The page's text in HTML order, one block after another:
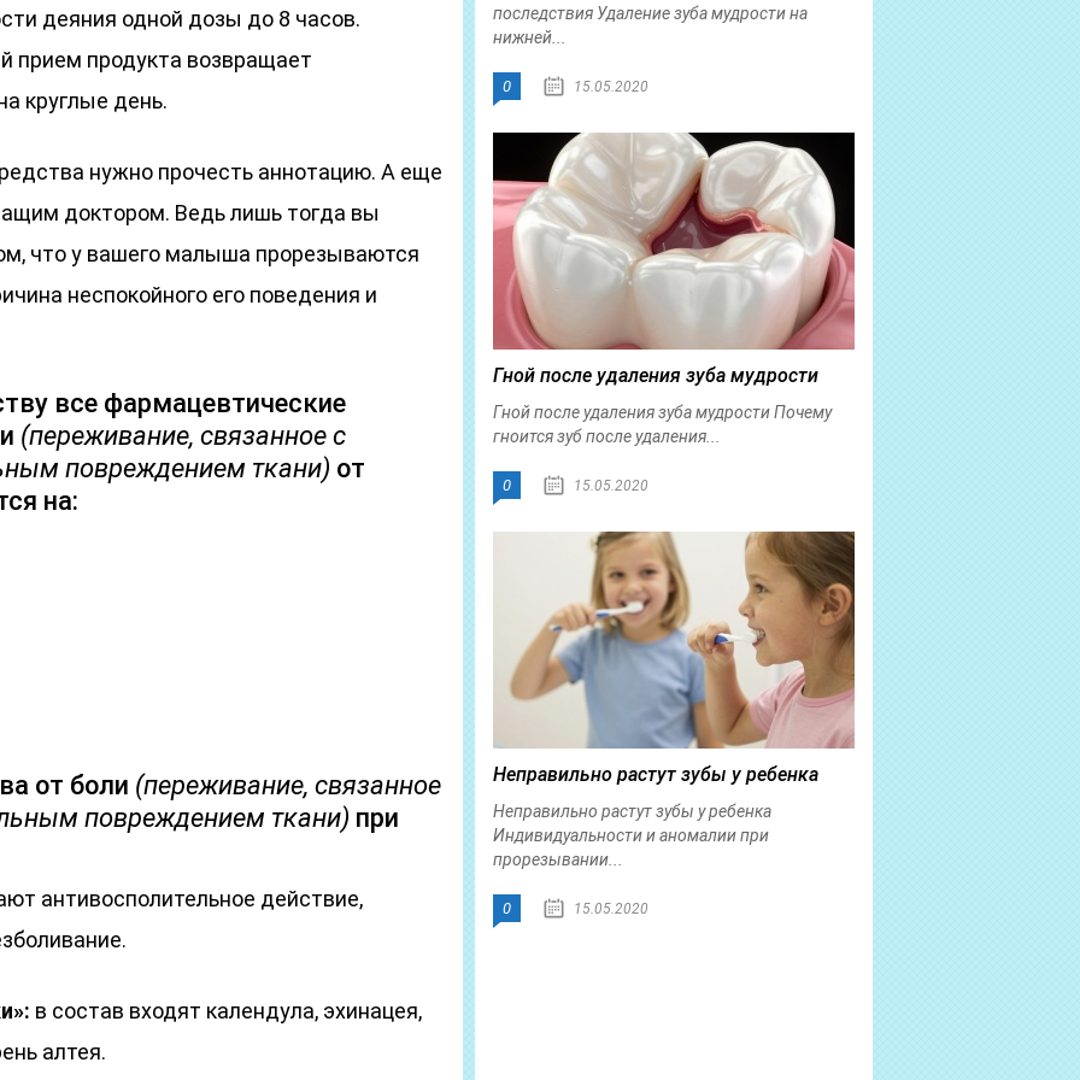
деяния одной дозы до 8 часов.
прием продукта возвращает
круглые день.
нужно прочесть аннотацию. А еще
доктором. Ведь лишь тогда вы
что у вашего малыша прорезываются
неспокойного его поведения и
все фармацевтические
(переживание, связанное с
повреждением ткани) от
на:
от боли (переживание, связанное
повреждением ткани) при
антивосполительное действие,
в состав входят календула, эхинацея,
алтея.
последствия Удаление зуба мудрости на
нижней...
0 15.05.2020
Гной после удаления зуба мудрости
Гной после удаления зуба мудрости Почему
гноится зуб после удаления...
0 15.05.2020
Неправильно растут зубы у ребенка
Неправильно растут зубы у ребенка
Индивидуальности и аномалии при
прорезывании...
0 15.05.2020